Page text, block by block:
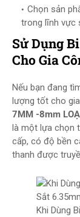
Chọn sản
trong lĩnh vực
Sử Dụng
Cho Gia
Nếu bạn đang
lượng tốt cho
7MM -8mm
là một lựa chọn
cấp, có độ bền
thanh được
Khi Dùng